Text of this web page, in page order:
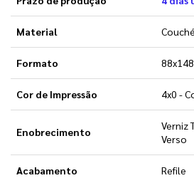
Material
Formato
Cor de Impressão 4x0 -
Enobrecimento
Verniz
Verso
Acabamento Refile